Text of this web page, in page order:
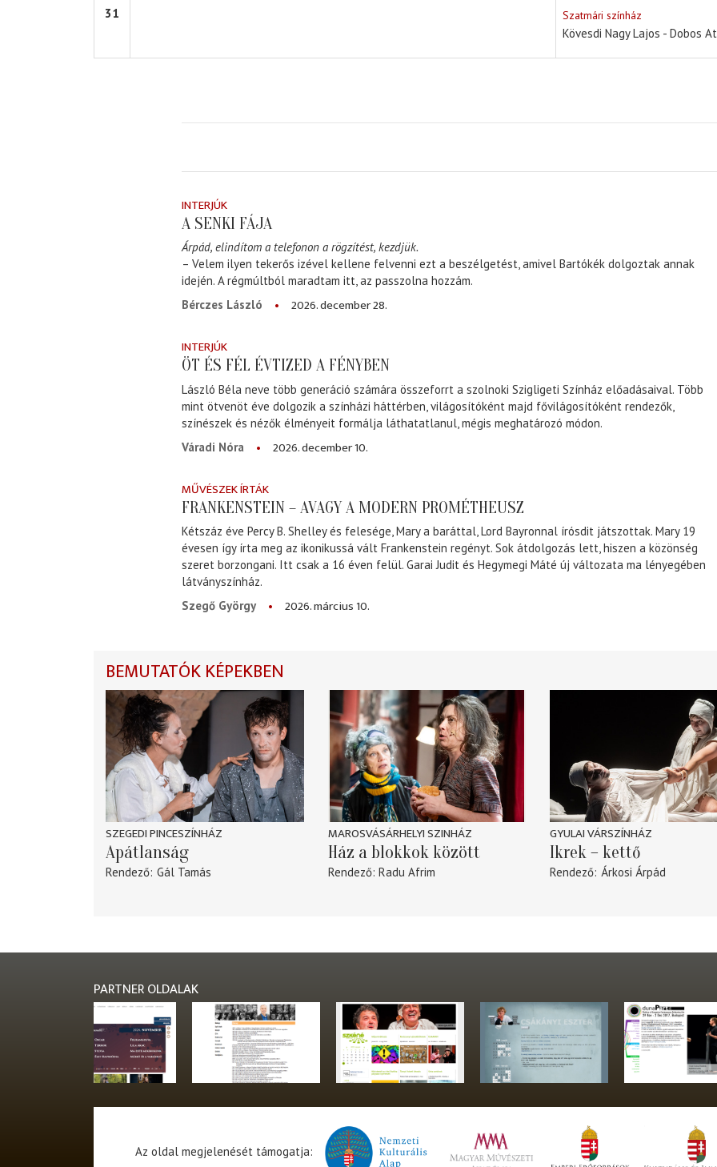
31
Szatmári színház
Kövesdi Nagy Lajos - Dobos
INTERJÚK
A SENKI FÁJA
Árpád, elindítom a telefonon a rögzítést, kezdjük.
– Velem ilyen tekerős izével kellene felvenni ezt a beszélgetést, amivel Bartókék dolgoztak annak
idején. A régmúltból maradtam itt, az passzolna hozzám.
Bérczes László
2026. december 28.
INTERJÚK
ÖT ÉS FÉL ÉVTIZED A FÉNYBEN
László Béla neve több generáció számára összeforrt a szolnoki Szigligeti Színház előadásaival. Több
mint ötvenöt éve dolgozik a színházi háttérben, világosítóként majd fővilágosítóként rendezők,
színészek és nézők élményeit formálja láthatatlanul, mégis meghatározó módon.
Váradi Nóra
2026. december 10.
MŰVÉSZEK ÍRTÁK
FRANKENSTEIN – AVAGY A MODERN PROMÉTHEUSZ
Kétszáz éve Percy B. Shelley és felesége, Mary a baráttal, Lord Bayronnal írósdit játszottak. Mary 19
évesen így írta meg az ikonikussá vált Frankenstein regényt. Sok átdolgozás lett, hiszen a közönség
szeret borzongani. Itt csak a 16 éven felül. Garai Judit és Hegymegi Máté új változata ma lényegében
látványszínház.
Szegő György
2026. március 10.
BEMUTATÓK KÉPEKBEN
SZEGEDI PINCESZÍNHÁZ
Apátlanság
Rendező Gál Tamás
MAROSVÁSÁRHELYI SZINHÁZ
Ház a blokkok között
Rendező Radu Afrim
GYULAI VÁRSZÍNHÁZ
Ikrek – kettő
Rendező Árkosi Árpád
PARTNER OLDALAK
Az oldal megjelenését támogatja: